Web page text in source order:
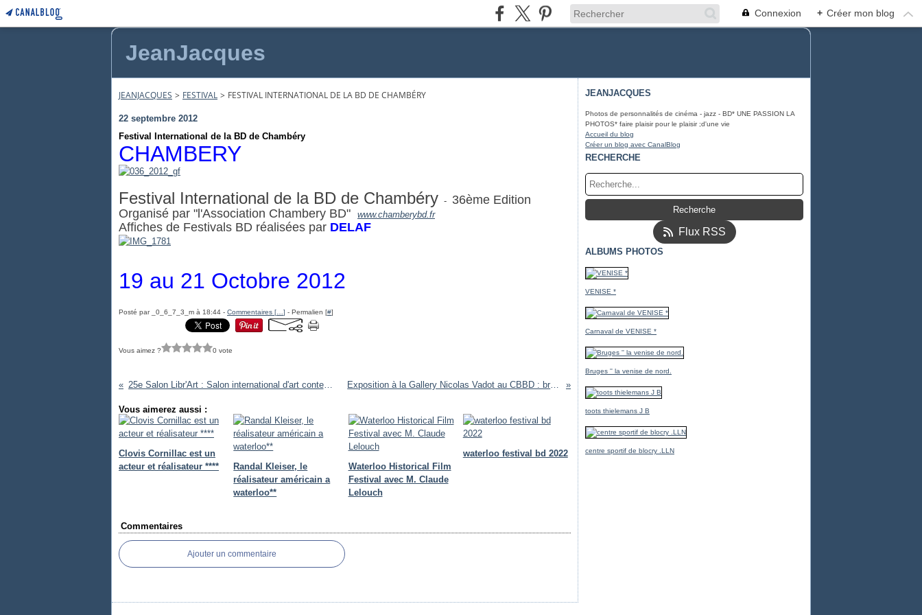
Connexion + Créer mon blog
JeanJacques
JEANJACQUES > FESTIVAL > FESTIVAL INTERNATIONAL DE LA BD DE CHAMBÉRY
22 septembre 2012
Festival International de la BD de Chambéry
CHAMBERY
Festival International de la BD de Chambéry - 36ème Edition
Organisé par "l'Association Chambery BD"
www.chamberybd.fr
Affiches de Festivals BD réalisées par DELAF
19 au 21 Octobre 2012
Posté par _0_6_7_3_m à 18:44 - Commentaires [ ] - Permalien [#]
Vous aimez ? 0 vote
25e Salon Libr'Art : Salon international d'art contemporain Exposition à la Gallery Nicolas Vadot au CBBD : bruxelles
Vous aimerez aussi :
Clovis Cornillac est un
acteur et réalisateur ****
Randal Kleiser, le
réalisateur américain a
waterloo**
Waterloo Historical Film
Festival avec M. Claude
Lelouch
waterloo festival bd 2022
Commentaires
Ajouter un commentaire
JEANJACQUES
Photos de personnalités de cinéma - jazz - BD* UNE PASSION LA
PHOTOS* faire plaisir pour le plaisir ;d'une vie
Accueil du blog
Créer un blog avec CanalBlog
RECHERCHE
Flux RSS
ALBUMS PHOTOS
VENISE *
Carnaval de VENISE *
Bruges '' la venise de nord.
toots thielemans J B
centre sportif de blocry .LLN